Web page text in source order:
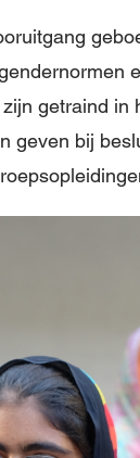
getraind
geven bij